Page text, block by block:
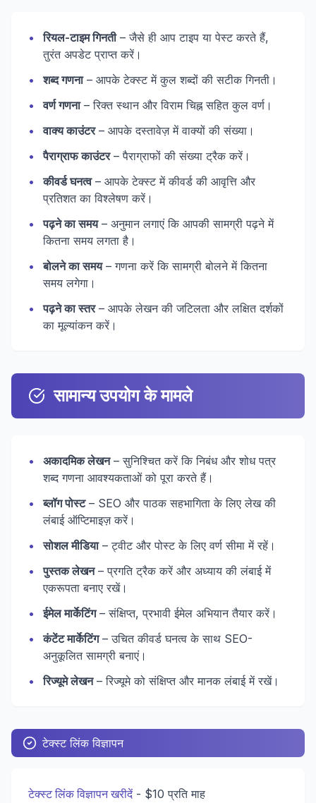
• रियल-टाइम गिनती– जैसे ही आप टाइप या पेस्ट करते हैं,
तुरंत अपडेट प्राप्त करें।
•
शब्द गणना– आपके टेक्स्ट में कुल शब्दों की सटीक गिनती।
•
वर्ण गणना– रिक्त स्थान और विराम चिह्न सहित कुल वर्ण।
•
वाक्य काउंटर– आपके दस्तावेज़ में वाक्यों की संख्या।
•
पैराग्राफ काउंटर– पैराग्राफों की संख्या ट्रैक करें।
•
कीवर्ड घनत्व– आपके टेक्स्ट में कीवर्ड की आवृत्ति और
प्रतिशत का विश्लेषण करें।
•
पढ़ने का समय– अनुमान लगाएं कि आपकी सामग्री पढ़ने में
कितना समय लगता है।
•
बोलने का समय– गणना करें कि सामग्री बोलने में कितना
समय लगेगा।
•
पढ़ने का स्तर– आपके लेखन की जटिलता और लक्षित दर्शकों
का मूल्यांकन करें।
सामान्य उपयोग के मामले
• अकादमिक लेखन– सुनिश्चित करें कि निबंध और शोध पत्र
शब्द गणना आवश्यकताओं को पूरा करते हैं।
•
ब्लॉग पोस्ट– SEO और पाठक सहभागिता के लिए लेख की
लंबाई ऑप्टिमाइज़ करें।
•
सोशल मीडिया– ट्वीट और पोस्ट के लिए वर्ण सीमा में रहें।
•
पुस्तक लेखन– प्रगति ट्रैक करें और अध्याय की लंबाई में
एकरूपता बनाए रखें।
•
ईमेल मार्केटिंग– संक्षिप्त, प्रभावी ईमेल अभियान तैयार करें।
•
कंटेंट मार्केटिंग– उचित कीवर्ड घनत्व के साथ SEO-
अनुकूलित सामग्री बनाएं।
•
रिज्यूमे लेखन– रिज्यूमे को संक्षिप्त और मानक लंबाई में रखें।
टेक्स्ट लिंक विज्ञापन
टेक्स्ट लिंक विज्ञापन खरीदें- $10 प्रति माह